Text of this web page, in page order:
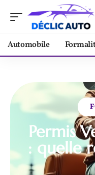
Automobile
Permis
: quelle